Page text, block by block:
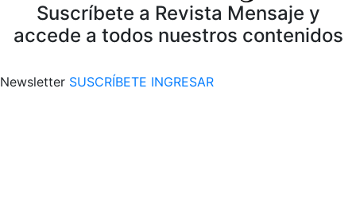
Suscríbete a Revista Mensaje y
accede a todos nuestros contenidos
Newsletter SUSCRÍBETE INGRESAR